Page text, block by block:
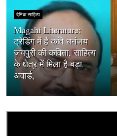
दैनिक साहित्य
Magahi Literature:
ट्रेडिंग में है कवि धनंजय
जयपुरी की कविता, साहित्य
के क्षेत्र में मिला है बड़ा
अवार्ड,